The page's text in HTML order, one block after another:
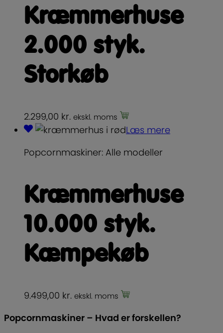
Kræmmerhuse
2.000 styk.
Storkøb
2.299,00 kr. ekskl. moms
Læs mere
Popcornmaskiner: Alle modeller
Kræmmerhuse
10.000 styk.
Kæmpekøb
9.499,00 kr. ekskl. moms
Popcornmaskiner – Hvad er forskellen?